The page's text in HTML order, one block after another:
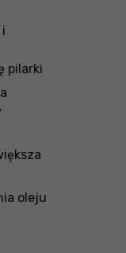
pilarki
oleju